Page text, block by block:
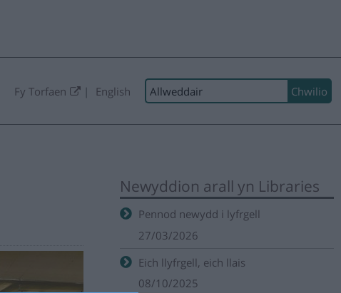
Fy Torfaen English Chwilio:
Newyddion arall yn Libraries
Pennod newydd i lyfrgell
27/03/2026
Eich llyfrgell, eich llais
08/10/2025